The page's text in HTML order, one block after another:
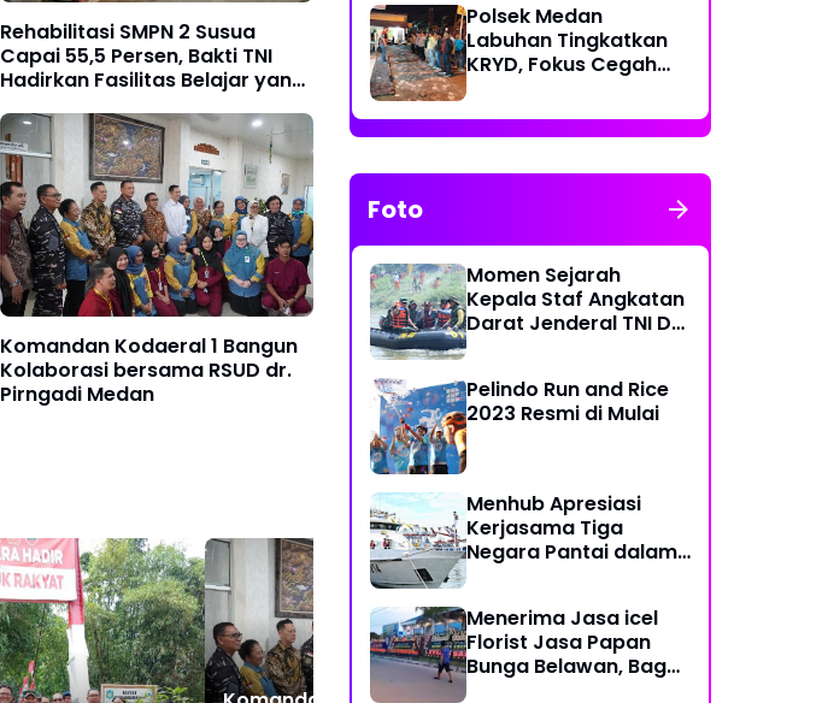
Rehabilitasi SMPN 2 Susua
Capai 55,5 Persen, Bakti TNI
Hadirkan Fasilitas Belajar yang
Komandan Kodaeral 1 Bangun
Kolaborasi bersama RSUD dr.
Pirngadi Medan‎
Kodaeral 1 Kawal
Ketahanan Pangan dan
Warga
Polsek Medan
Labuhan Tingkatkan
KRYD, Fokus Cegah
dan Balap Liar
Foto
Momen Sejarah
Kepala Staf Angkatan
Darat Jenderal TNI Dr
Pelindo Run and Rice
2023 Resmi di Mulai
Menhub Apresiasi
Kerjasama Tiga
Negara Pantai dalam
Laut
Menerima Jasa icel
Florist Jasa Papan
Bunga Belawan, Bagus